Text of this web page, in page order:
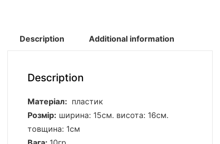
Description Additional information
Description
Матеріал: пластик
Розмір: ширина: 15см. висота: 16см.
товщина: 1см